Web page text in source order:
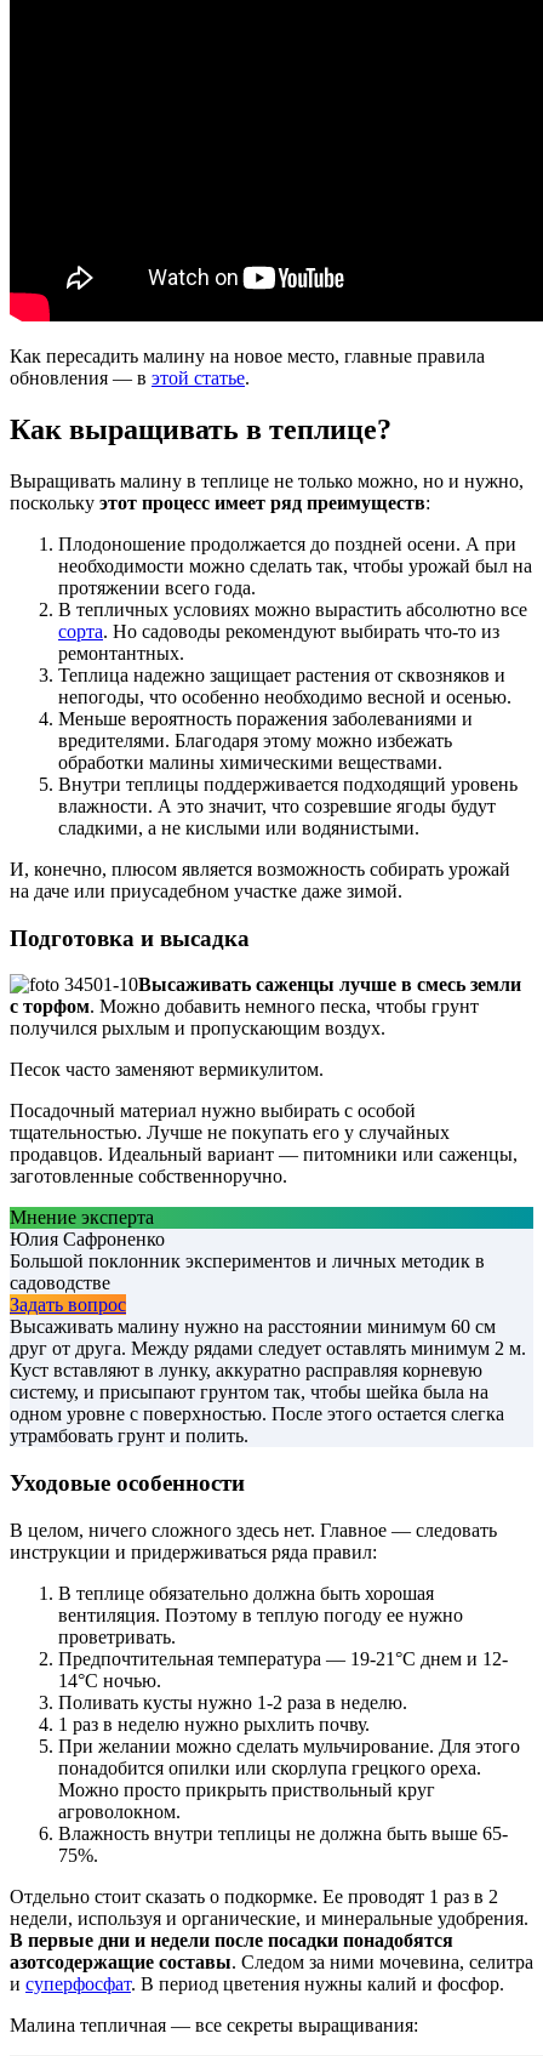
Как пересадить малину на новое место, главные правила
обновления — в этой статье.
Как выращивать в теплице?
Выращивать малину в теплице не только можно, но и нужно,
поскольку этот процесс имеет ряд преимуществ:
Плодоношение продолжается до поздней осени. А при
необходимости можно сделать так, чтобы урожай был на
протяжении всего года.
В тепличных условиях можно вырастить абсолютно все
сорта. Но садоводы рекомендуют выбирать что-то из
ремонтантных.
Теплица надежно защищает растения от сквозняков и
непогоды, что особенно необходимо весной и осенью.
Меньше вероятность поражения заболеваниями и
вредителями. Благодаря этому можно избежать
обработки малины химическими веществами.
Внутри теплицы поддерживается подходящий уровень
влажности. А это значит, что созревшие ягоды будут
сладкими, а не кислыми или водянистыми.
И, конечно, плюсом является возможность собирать урожай
на даче или приусадебном участке даже зимой.
Подготовка и высадка
Высаживать саженцы лучше в смесь земли
с торфом. Можно добавить немного песка, чтобы грунт
получился рыхлым и пропускающим воздух.
Песок часто заменяют вермикулитом.
Посадочный материал нужно выбирать с особой
тщательностью. Лучше не покупать его у случайных
продавцов. Идеальный вариант — питомники или саженцы,
заготовленные собственноручно.
Мнение эксперта
Юлия Сафроненко
Большой поклонник экспериментов и личных методик в
садоводстве
Задать вопрос
Высаживать малину нужно на расстоянии минимум 60 см
друг от друга. Между рядами следует оставлять минимум 2 м.
Куст вставляют в лунку, аккуратно расправляя корневую
систему, и присыпают грунтом так, чтобы шейка была на
одном уровне с поверхностью. После этого остается слегка
утрамбовать грунт и полить.
Уходовые особенности
В целом, ничего сложного здесь нет. Главное — следовать
инструкции и придерживаться ряда правил:
В теплице обязательно должна быть хорошая
вентиляция. Поэтому в теплую погоду ее нужно
проветривать.
Предпочтительная температура — 19-21°C днем и 12-
14°C ночью.
Поливать кусты нужно 1-2 раза в неделю.
1 раз в неделю нужно рыхлить почву.
При желании можно сделать мульчирование. Для этого
понадобится опилки или скорлупа грецкого ореха.
Можно просто прикрыть приствольный круг
агроволокном.
Влажность внутри теплицы не должна быть выше 65-
75%.
Отдельно стоит сказать о подкормке. Ее проводят 1 раз в 2
недели, используя и органические, и минеральные удобрения.
В первые дни и недели после посадки понадобятся
азотсодержащие составы. Следом за ними мочевина, селитра
и суперфосфат. В период цветения нужны калий и фосфор.
Малина тепличная — все секреты выращивания: